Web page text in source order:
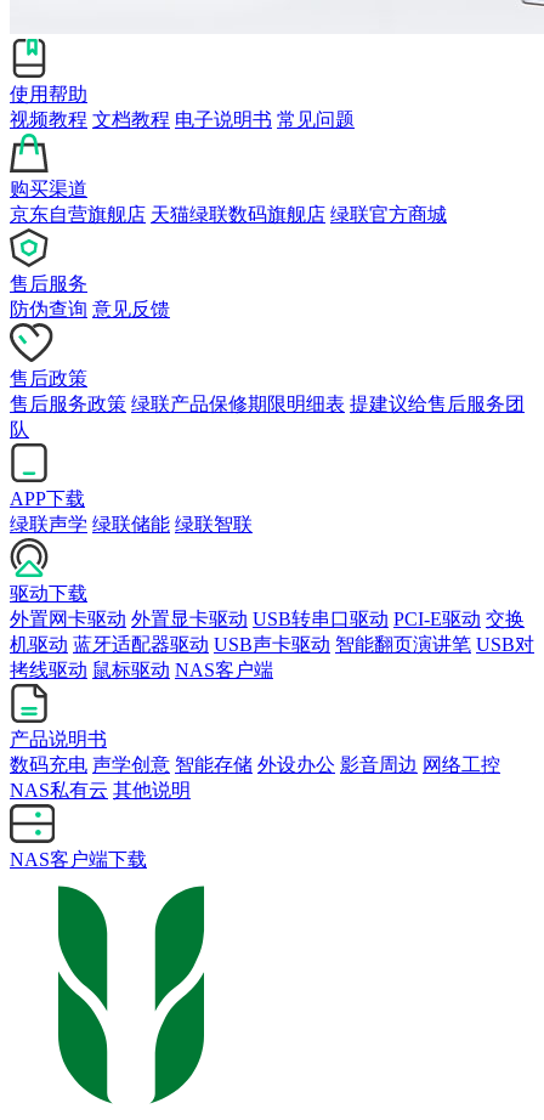
使用帮助
视频教程 文档教程 电子说明书 常见问题
购买渠道
京东自营旗舰店 天猫绿联数码旗舰店 绿联官方商城
售后服务
防伪查询 意见反馈
售后政策
售后服务政策 绿联产品保修期限明细表 提建议给售后服务团
队
APP下载
绿联声学 绿联储能 绿联智联
驱动下载
外置网卡驱动 外置显卡驱动 USB转串口驱动 PCI-E驱动 交换
机驱动 蓝牙适配器驱动 USB声卡驱动 智能翻页演讲笔 USB对
拷线驱动 鼠标驱动 NAS客户端
产品说明书
数码充电 声学创意 智能存储 外设办公 影音周边 网络工控
NAS私有云 其他说明
NAS客户端下载